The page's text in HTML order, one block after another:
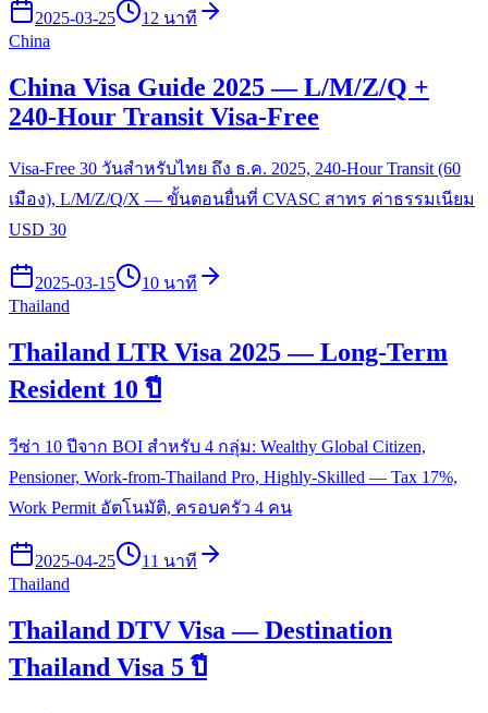
2025-03-25
12 นาที
China
China Visa Guide 2025 — L/M/Z/Q +
240-Hour Transit Visa-Free
Visa-Free 30 วันสำหรับไทย ถึง ธ.ค. 2025, 240-Hour Transit (60
เมือง), L/M/Z/Q/X — ขั้นตอนยื่นที่ CVASC สาทร ค่าธรรมเนียม
USD 30
2025-03-15
10 นาที
Thailand
Thailand LTR Visa 2025 — Long-Term
Resident 10 ปี
วีซ่า 10 ปีจาก BOI สำหรับ 4 กลุ่ม: Wealthy Global Citizen,
Pensioner, Work-from-Thailand Pro, Highly-Skilled — Tax 17%,
Work Permit อัตโนมัติ, ครอบครัว 4 คน
2025-04-25
11 นาที
Thailand
Thailand DTV Visa — Destination
Thailand Visa 5 ปี